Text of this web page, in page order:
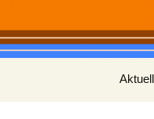
Inhalt
springen